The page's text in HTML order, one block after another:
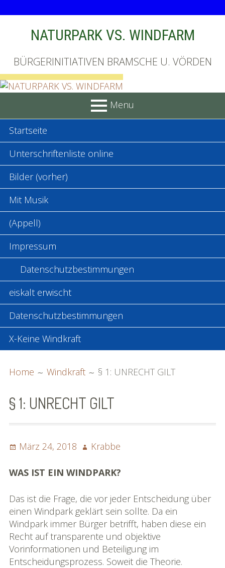
NATURPARK VS. WINDFARM
BÜRGERINITIATIVEN BRAMSCHE U. VÖRDEN
Menu
PRIMARY
MENU
Startseite
Unterschriftenliste online
Bilder (vorher)
Mit Musik
(Appell)
Impressum
Datenschutzbestimmungen
eiskalt erwischt
Datenschutzbestimmungen
X-Keine Windkraft
Home Windkraft § 1: UNRECHT GILT
§ 1: UNRECHT GILT
Posted
März 24, 2018 Author
Krabbe
WAS IST EIN WINDPARK?
Das ist die Frage, die vor jeder Entscheidung über
einen Windpark geklärt sein sollte. Da ein
Windpark immer Bürger betrifft, haben diese ein
Recht auf transparente und objektive
Vorinformationen und Beteiligung im
Entscheidungsprozess. Soweit die Theorie.